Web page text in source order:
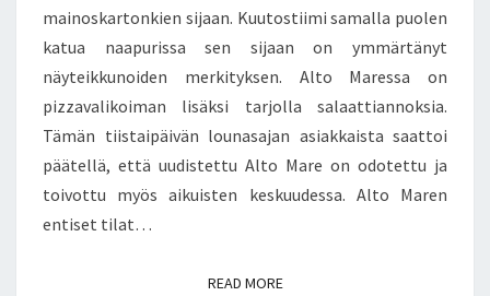
E
L
Y
L
Ä
mainoskartonkien sijaan. Kuutostiimi samalla puolen
katua naapurissa sen sijaan on ymmärtänyt
näyteikkunoiden merkityksen. Alto Maressa on
pizzavalikoiman lisäksi tarjolla salaattiannoksia.
Tämän tiistaipäivän lounasajan asiakkaista saattoi
päätellä, että uudistettu Alto Mare on odotettu ja
toivottu myös aikuisten keskuudessa. Alto Maren
entiset tilat…
READ MOREREAD MORE